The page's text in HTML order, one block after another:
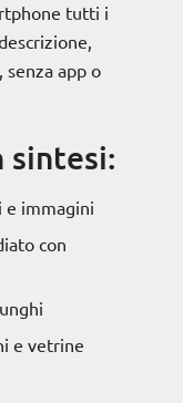
tutti i
app o
sintesi:
e immagini
con
e vetrine